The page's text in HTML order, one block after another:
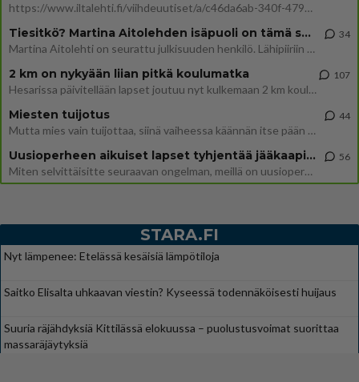
https://www.iltalehti.fi/viihdeuutiset/a/c46da6ab-340f-4790-aaa7-0865eed2336 Yrityksen konkurssihakemus on tullut kärä
Tiesitkö? Martina Aitolehden isäpuoli on tämä suosittu laulaja
Martina Aitolehti on seurattu julkisuuden henkilö. Lähipiiriin mahtuu muitakin tunnettuja henkilöitä. Tiesitkö, että Ma
34
2 km on nykyään liian pitkä koulumatka
Hesarissa päivitellään lapset joutuu nyt kulkemaan 2 km kouluun jösses. Ruostefillarilla tuo matka menee vaikka miten äk
107
Miesten tuijotus
Mutta mies vain tuijottaa, siinä vaiheessa käännän itse pään pois. Mikä juttu? Yleensä jos joku tuijottaa tai katsoo, hä
44
Uusioperheen aikuiset lapset tyhjentää jääkaapin käydessään
Miten selvittäisitte seuraavan ongelman, meillä on uusioperhe, minulla teini-ikäiset lapset ja puolisolla aikuiset, jotk
56
STARA.FI
Nyt lämpenee: Etelässä kesäisiä lämpötiloja
Saitko Elisalta uhkaavan viestin? Kyseessä todennäköisesti huijaus
Suuria räjähdyksiä Kittilässä elokuussa – puolustusvoimat suorittaa
massaräjäytyksiä